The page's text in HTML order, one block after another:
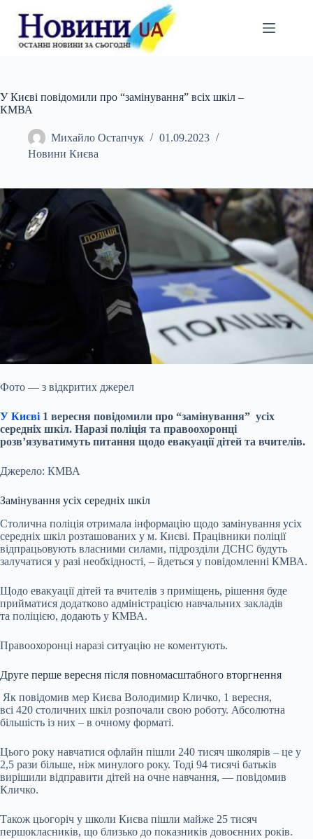
вмісту
У Києві повідомили про “замінування” всіх шкіл –
КМВА
Михайло Остапчук
01.09.2023
Новини Києва
Фото — з відкритих джерел
У Києві 1 вересня повідомили про “замінування” усіх
середніх шкіл. Наразі поліція та правоохоронці
розв’язуватимуть питання щодо евакуації дітей та вчителів.
Джерело: КМВА
Замінування усіх середніх шкіл
Столична поліція отримала інформацію щодо замінування усіх
середніх шкіл розташованих у м. Києві. Працівники поліції
відпрацьовують власними силами, підрозділи ДСНС будуть
залучатися у разі необхідності, – йдеться у повідомленні КМВА.
Щодо евакуації дітей та вчителів з приміщень, рішення буде
прийматися додатково адміністрацією навчальних закладів
та поліцією, додають у КМВА.
Правоохоронці наразі ситуацію не коментують.
Друге перше вересня після повномасштабного вторгнення
Як повідомив мер Києва Володимир Кличко, 1 вересня,
всі 420 столичних шкіл розпочали свою роботу. Абсолютна
більшість із них – в очному форматі.
Цього року навчатися офлайн пішли 240 тисяч школярів – це у
2,5 рази більше, ніж минулого року. Тоді 94 тисячі батьків
вирішили відправити дітей на очне навчання, — повідомив
Кличко.
Також цьогоріч у школи Києва пішли майже 25 тисяч
першокласників, що близько до показників довоєнних років.